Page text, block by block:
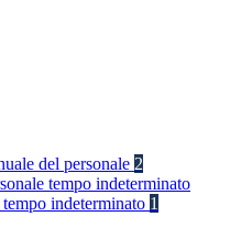
del personale 2
tempo indeterminato
indeterminato 1